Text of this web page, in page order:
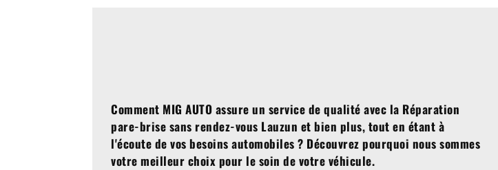
Comment MIG AUTO assure un service de qualité avec la Réparation
pare-brise sans rendez-vous Lauzun et bien plus, tout en étant à
l'écoute de vos besoins automobiles ? Découvrez pourquoi nous sommes
votre meilleur choix pour le soin de votre véhicule.